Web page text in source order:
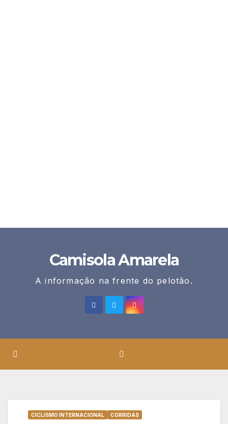
Camisola Amarela
A informação na frente do pelotão.
CICLISMO INTERNACIONAL CORRIDAS